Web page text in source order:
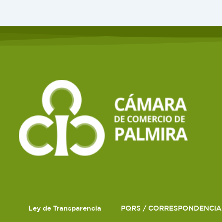
Ley de Transparencia PQRS / CORRESPONDENCIA